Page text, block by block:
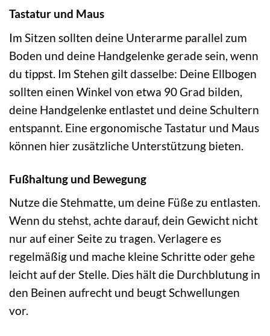
Tastatur und Maus
Im Sitzen sollten deine Unterarme parallel zum
Boden und deine Handgelenke gerade sein, wenn
du tippst. Im Stehen gilt dasselbe: Deine Ellbogen
sollten einen Winkel von etwa 90 Grad bilden,
deine Handgelenke entlastet und deine Schultern
entspannt. Eine ergonomische Tastatur und Maus
können hier zusätzliche Unterstützung bieten.
Fußhaltung und Bewegung
Nutze die Stehmatte, um deine Füße zu entlasten.
Wenn du stehst, achte darauf, dein Gewicht nicht
nur auf einer Seite zu tragen. Verlagere es
regelmäßig und mache kleine Schritte oder gehe
leicht auf der Stelle. Dies hält die Durchblutung in
den Beinen aufrecht und beugt Schwellungen
vor.